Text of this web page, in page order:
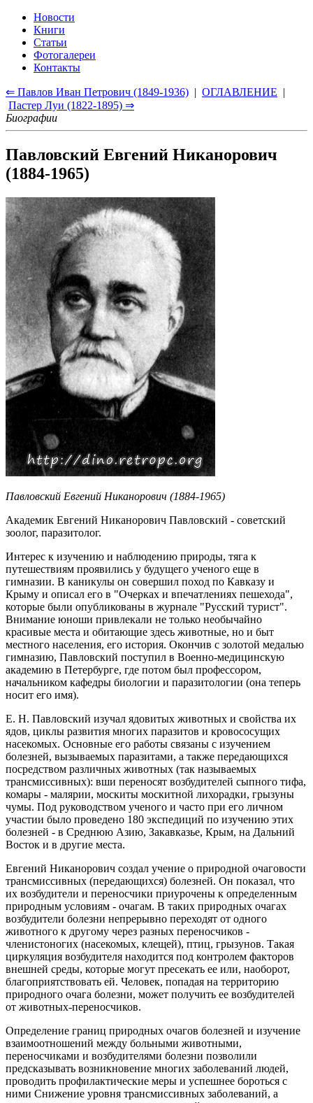
Новости
Книги
Статьи
Фотогалереи
Контакты
⇐ Павлов Иван Петрович (1849-1936) | ОГЛАВЛЕНИЕ |
Пастер Луи (1822-1895) ⇒
Биографии
Павловский Евгений Никанорович
(1884-1965)
Павловский Евгений Никанорович (1884-1965)
Академик Евгений Никанорович Павловский - советский
зоолог, паразитолог.
Интерес к изучению и наблюдению природы, тяга к
путешествиям проявились у будущего ученого еще в
гимназии. В каникулы он совершил поход по Кавказу и
Крыму и описал его в "Очерках и впечатлениях пешехода",
которые были опубликованы в журнале "Русский турист".
Внимание юноши привлекали не только необычайно
красивые места и обитающие здесь животные, но и быт
местного населения, его история. Окончив с золотой медалью
гимназию, Павловский поступил в Военно-медицинскую
академию в Петербурге, где потом был профессором,
начальником кафедры биологии и паразитологии (она теперь
носит его имя).
Е. Н. Павловский изучал ядовитых животных и свойства их
ядов, циклы развития многих паразитов и кровососущих
насекомых. Основные его работы связаны с изучением
болезней, вызываемых паразитами, а также передающихся
посредством различных животных (так называемых
трансмиссивных): вши переносят возбудителей сыпного тифа,
комары - малярии, москиты москитной лихорадки, грызуны
чумы. Под руководством ученого и часто при его личном
участии было проведено 180 экспедиций по изучению этих
болезней - в Среднюю Азию, Закавказье, Крым, на Дальний
Восток и в другие места.
Евгений Никанорович создал учение о природной очаговости
трансмиссивных (передающихся) болезней. Он показал, что
их возбудители и переносчики приурочены к определенным
природным условиям - очагам. В таких природных очагах
возбудители болезни непрерывно переходят от одного
животного к другому через разных переносчиков -
членистоногих (насекомых, клещей), птиц, грызунов. Такая
циркуляция возбудителя находится под контролем факторов
внешней среды, которые могут пресекать ее или, наоборот,
благоприятствовать ей. Человек, попадая на территорию
природного очага болезни, может получить ее возбудителей
от животных-переносчиков.
Определение границ природных очагов болезней и изучение
взаимоотношений между больными животными,
переносчиками и возбудителями болезни позволили
предсказывать возникновение многих заболеваний людей,
проводить профилактические меры и успешнее бороться с
ними Снижение уровня трансмиссивных заболеваний, а